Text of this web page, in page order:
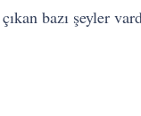
bazı şeyler